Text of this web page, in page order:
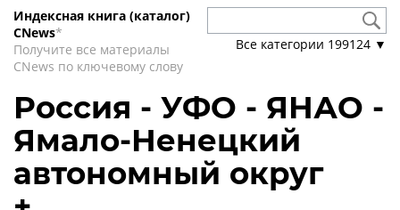
Индексная книга (каталог)
CNews*
Получите все материалы
CNews по ключевому слову
Все категории 199124 ▼
Россия - УФО - ЯНАО -
Ямало-Ненецкий
автономный округ